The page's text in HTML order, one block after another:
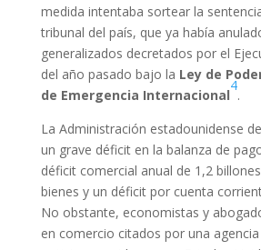
medida intentaba sortear la
tribunal del país, que ya había
generalizados decretados por el
del año pasado bajo la Ley de
de Emergencia Internacional
4
.
La Administración estadounidense
un grave déficit en la balanza de
déficit comercial anual de 1,2
bienes y un déficit por cuenta
No obstante, economistas y
en comercio citados por una